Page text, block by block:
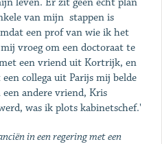
van mijn stappen is
een prof van wie ik het
vroeg om een doctoraat te
een vriend uit Kortrijk, en
collega uit Parijs mij belde
andere vriend, Kris
was ik plots kabinetschef.'
in een regering met een